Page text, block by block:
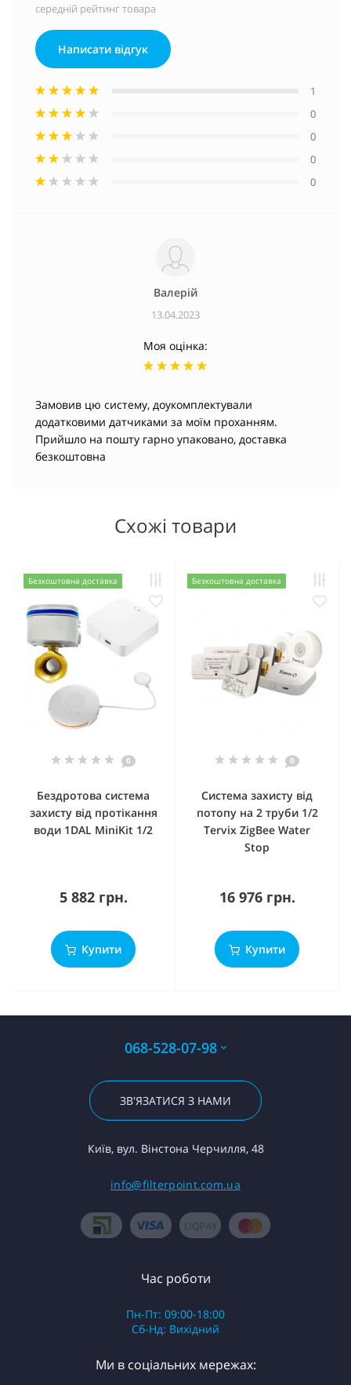
середній рейтинг товара
Написати відгук
1
0
0
0
0
Валерій
13.04.2023
Моя оцінка:
Замовив цю систему, доукомплектували
додатковими датчиками за моїм проханням.
Прийшло на пошту гарно упаковано, доставка
безкоштовна
Схожі товари
Безкоштовна доставка
0
Бездротова система
захисту від протікання
води 1DAL MiniKit 1/2
5 882 грн.
Купити
Безкоштовна доставка
0
Система захисту від
потопу на 2 труби 1/2
Tervix ZigBee Water
Stop
16 976 грн.
Купити
068-528-07-98
ЗВ'ЯЗАТИСЯ З НАМИ
Київ, вул. Вінстона Черчилля, 48
info@filterpoint.com.ua
Час роботи
Пн-Пт: 09:00-18:00
Сб-Нд: Вихідний
Ми в соціальних мережах: